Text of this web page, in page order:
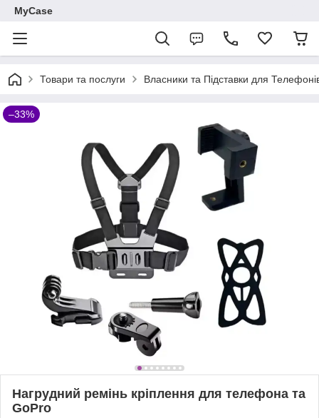
MyCase
Товари та послуги Власники та Підставки для
–33%
Нагрудний ремінь кріплення для телефона та
GoPro